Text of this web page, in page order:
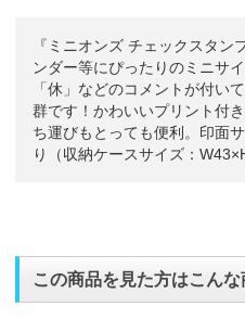
『ミニオンズ チェックスタン
ンダー等にぴったりのミニサ
「休」などのコメントが付い
群です！かわいいプリント付
ち運びもとっても便利。印面
り（収納ケースサイズ：
この商品を見た方はこん